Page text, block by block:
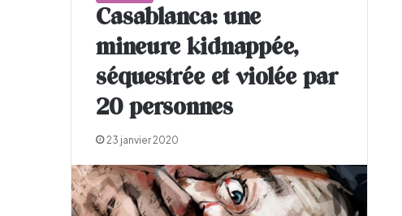
Casablanca: une
mineure kidnappée,
séquestrée et violée par
20 personnes
23 janvier 2020